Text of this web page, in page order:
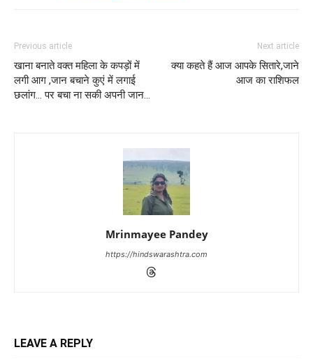
Previous article
खाना बनाते वक्त महिला के कपड़ों में
लगी आग ,जान बचाने कुएं में लगाई
छलांग… पर बचा ना सकी अपनी जान…
Next article
क्या कहते हैं आज आपके सितारे,जाने
आज का राशिफल
Mrinmayee Pandey
https://hindswarashtra.com
LEAVE A REPLY